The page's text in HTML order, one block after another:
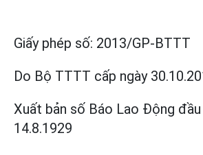
Giấy phép số: 2013/GP-BTTT
Do Bộ TTTT cấp ngày
Xuất bản số Báo Lao Động
14.8.1929